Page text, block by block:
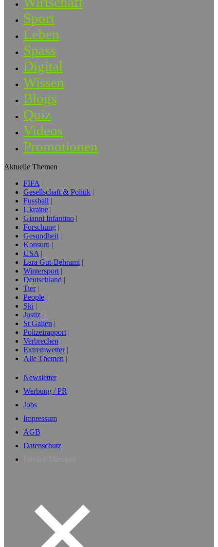
Sport
Leben
Spass
Digital
Wissen
Blogs
Quiz
Videos
Promotionen
Aktuelle Themen
FIFA
Gesellschaft & Politik
Fussball
Ukraine
Gianni Infantino
Forschung
Gesundheit
Konsum
USA
Lara Gut-Behrami
Wintersport
Deutschland
Tier
People
Ski
Justiz
St Gallen
Polizeirapport
Verbrechen
Extremwetter
Alle Themen
Newsletter
Werbung / PR
Jobs
Impressum
AGB
Datenschutz